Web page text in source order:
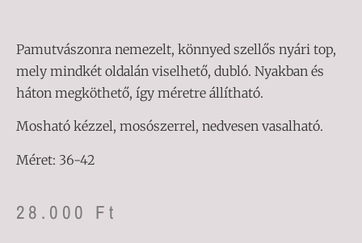
Pamutvászonra nemezelt, könnyed szellős nyári top,
mely mindkét oldalán viselhető, dubló. Nyakban és
háton megköthető, így méretre állítható.
Mosható kézzel, mosószerrel, nedvesen vasalható.
Méret: 36-42
28.000 Ft